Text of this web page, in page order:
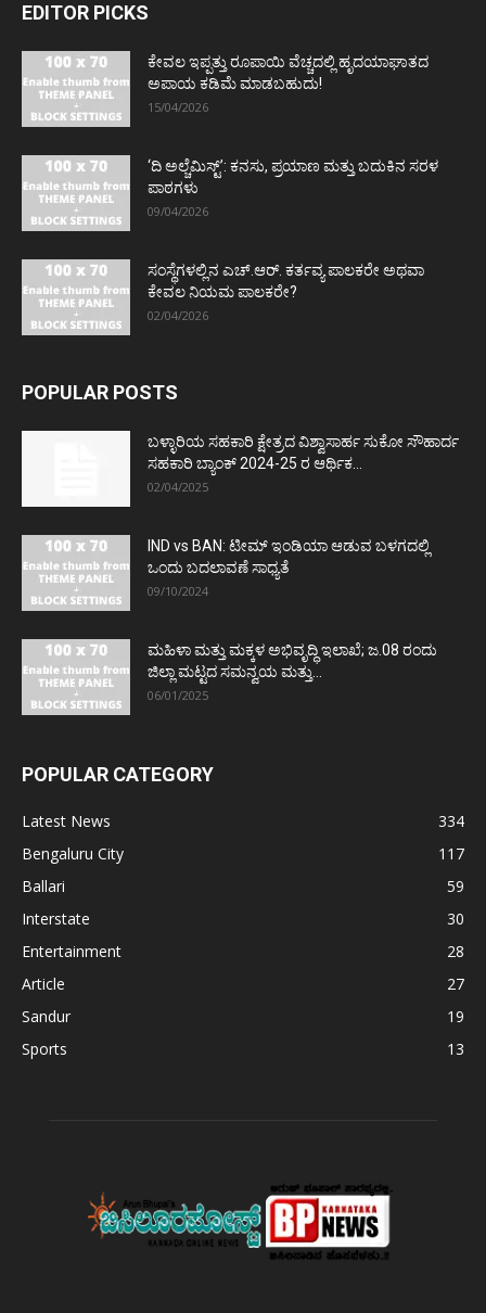
EDITOR PICKS
ಕೇವಲ ಇಪ್ಪತ್ತು ರೂಪಾಯಿ ವೆಚ್ಚದಲ್ಲಿ ಹೃದಯಾಘಾತದ
ಅಪಾಯ ಕಡಿಮೆ ಮಾಡಬಹುದು!
15/04/2026
‘ದಿ ಅಲ್ಚೆಮಿಸ್ಟ್’: ಕನಸು, ಪ್ರಯಾಣ ಮತ್ತು ಬದುಕಿನ ಸರಳ
ಪಾಠಗಳು
09/04/2026
ಸಂಸ್ಥೆಗಳಲ್ಲಿನ ಎಚ್.ಆರ್. ಕರ್ತವ್ಯ ಪಾಲಕರೇ ಅಥವಾ
ಕೇವಲ ನಿಯಮ ಪಾಲಕರೇ?
02/04/2026
POPULAR POSTS
ಬಳ್ಳಾರಿಯ ಸಹಕಾರಿ ಕ್ಷೇತ್ರದ ವಿಶ್ವಾಸಾರ್ಹ ಸುಕೋ ಸೌಹಾರ್ದ
ಸಹಕಾರಿ ಬ್ಯಾಂಕ್ 2024-25 ರ ಆರ್ಥಿಕ...
02/04/2025
IND vs BAN: ಟೀಮ್ ಇಂಡಿಯಾ ಆಡುವ ಬಳಗದಲ್ಲಿ
ಒಂದು ಬದಲಾವಣೆ ಸಾಧ್ಯತೆ
09/10/2024
ಮಹಿಳಾ ಮತ್ತು ಮಕ್ಕಳ ಅಭಿವೃದ್ಧಿ ಇಲಾಖೆ; ಜ.08 ರಂದು
ಜಿಲ್ಲಾ ಮಟ್ಟದ ಸಮನ್ವಯ ಮತ್ತು...
06/01/2025
POPULAR CATEGORY
Latest News
334
Bengaluru City
117
Ballari
59
Interstate
30
Entertainment
28
Article
27
Sandur
19
Sports
13